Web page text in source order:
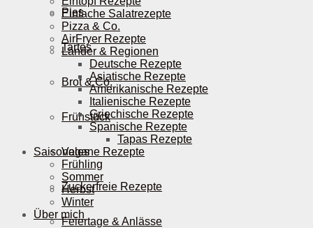
Pies
Tartes
Brot & Co.
Frühstück
Vegane Rezepte
Zuckerfreie Rezepte
Feiertage & Anlässe
Einfache Salatrezepte
Pizza & Co.
AirFryer Rezepte
Länder & Regionen
Deutsche Rezepte
Asiatische Rezepte
Amerikanische Rezepte
Italienische Rezepte
Griechische Rezepte
Spanische Rezepte
Tapas Rezepte
Saisonales
Frühling
Sommer
Herbst
Winter
Über mich